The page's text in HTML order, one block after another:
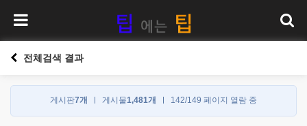
전체검색 결과
게시판7개 게시물1,481개 142/149 페이지 열람 중